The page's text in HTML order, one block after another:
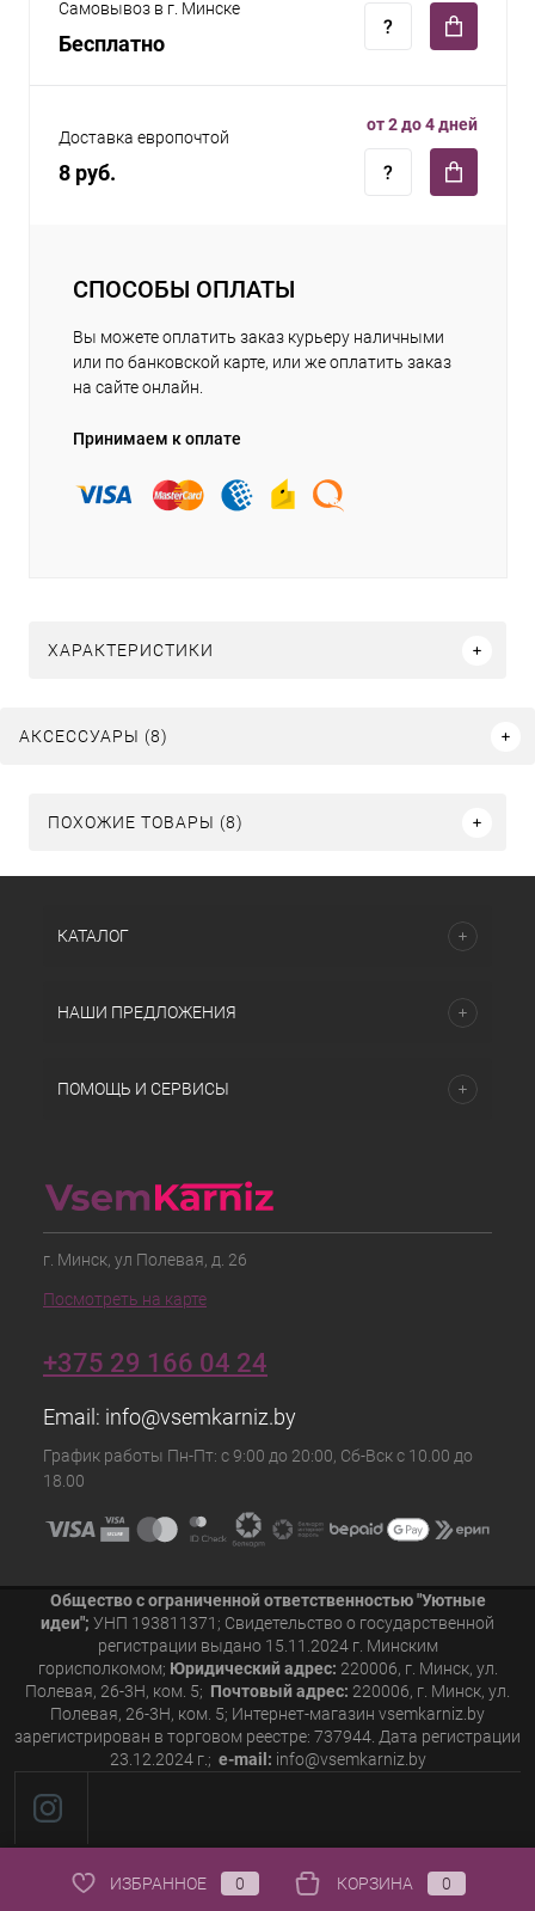
Самовывоз в г. Минске
Бесплатно
Доставка европочтой
8 руб.
от 2 до 4 дней
СПОСОБЫ ОПЛАТЫ
Вы можете оплатить заказ курьеру наличными
или по банковской карте, или же оплатить заказ
на сайте онлайн.
Принимаем к оплате
ХАРАКТЕРИСТИКИ
АКСЕССУАРЫ (8)
ПОХОЖИЕ ТОВАРЫ (8)
КАТАЛОГ
НАШИ ПРЕДЛОЖЕНИЯ
ПОМОЩЬ И СЕРВИСЫ
г. Минск, ул Полевая, д. 26
Посмотреть на карте
+375 29 166 04 24
Email: info@vsemkarniz.by
График работы Пн-Пт: с 9:00 до 20:00, Сб-Вск с 10.00 до
18.00
Общество с ограниченной ответственностью "Уютные
идеи"; УНП 193811371; Свидетельство о государственной
регистрации выдано 15.11.2024 г. Минским
горисполкомом; Юридический адрес: 220006, г. Минск, ул.
Полевая, 26-3Н, ком. 5; Почтовый адрес: 220006, г. Минск, ул.
Полевая, 26-3Н, ком. 5; Интернет-магазин vsemkarniz.by
зарегистрирован в торговом реестре: 737944. Дата регистрации
23.12.2024 г.; e-mail: info@vsemkarniz.by
ИЗБРАННОЕ 0 КОРЗИНА 0